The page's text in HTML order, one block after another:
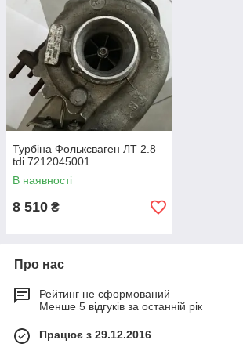
2.5 tdi:454205-0006,
4542055006S, 4542055001S,
074145701DX, GT2052v,
53149907025, 53149707025,
965544702
Турбіна Фольксваген ЛТ 2.8
tdi 7212045001
В наявності
8 510 ₴
Про нас
Рейтинг не сформований
Менше 5 відгуків за останній рік
Працює з 29.12.2016